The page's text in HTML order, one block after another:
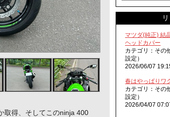
取得、そしてこのninja 400
マツダ(純正) 結
ヘッドカバー
カテゴリ：その
設定）
2026/06/07
春はやっぱりワ
カテゴリ：その
設定）
2026/04/07